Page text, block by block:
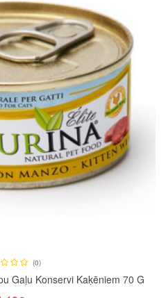
(0)
Gaļu Konservi Kaķēniem 70 G